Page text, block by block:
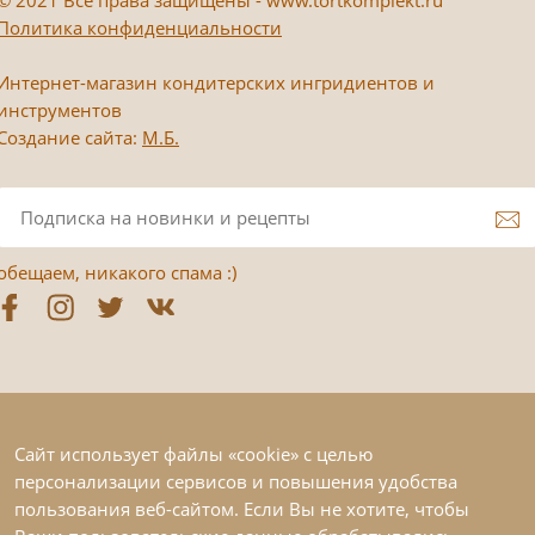
конфиденциальности
магазин кондитерских ингридиентов и
сайта: М.Б.
никакого спама :)
Сайт использует файлы «cookie» с целью
персонализации сервисов и повышения удобства
пользования веб-сайтом. Если Вы не хотите, чтобы